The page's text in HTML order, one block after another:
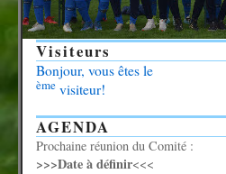
Visiteurs
Bonjour, vous êtes le
ème visiteur!
AGENDA
Prochaine réunion du Comité :
>>>Date à définir<<<